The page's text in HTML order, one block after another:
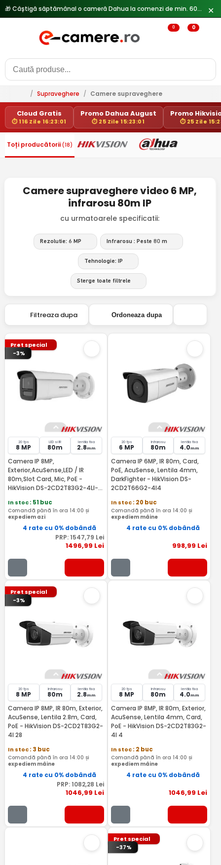
✕
0 0
/ Supraveghere / Camere supraveghere
Cloud Gratis
⏱ 116 Zile 16:23:01
Promo Dahua August
⏱ 25 Zile 15:23:01
Promo
⏱ 25 Zile
Toți producătorii (18)
Camere supraveghere video 6 MP,
infrarosu 80m IP
cu urmatoarele specificatii:
Rezolutie: 6 MP Infrarosu : Peste 80 m
Tehnologie: IP
Sterge toate filtrele
Filtreaza dupa Ordoneaza dupa
Pret special
-3%
20 fps
8 MP
LED si IR
80m
lentila fixa
2.8mm
Camera IP 8MP,
Exterior,AcuSense,LED / IR
80m,Slot Card, Mic, PoE -
HikVision DS-2CD2T83G2-4LI-
In stoc: 51 buc
Comandă până în ora 14:00 și
expediem azi
4 rate cu 0% dobândă
PRP: 1547,79 Lei
1496,99 Lei
20 fps
6 MP
Infrarosu
80m
lentila fixa
4.0mm
Camera IP 6MP, IR 80m, Card,
PoE, AcuSense, Lentila 4mm,
DarkFighter - HikVision DS-
2CD2T66G2-4I4
In stoc: 20 buc
Comandă până în ora 14:00 și
expediem mâine
4 rate cu 0% dobândă
998,99 Lei
Pret special
-3%
20 fps
8 MP
Infrarosu
80m
lentila fixa
2.8mm
Camera IP 8MP, IR 80m, Exterior,
AcuSense, Lentila 2.8m, Card,
PoE - HikVision DS-2CD2T83G2-
4I 28
In stoc: 3 buc
Comandă până în ora 14:00 și
expediem mâine
4 rate cu 0% dobândă
PRP: 1082,28 Lei
1046,99 Lei
20 fps
8 MP
Infrarosu
80m
lentila fixa
4.0mm
Camera IP 8MP, IR 80m, Exterior,
AcuSense, Lentila 4mm, Card,
PoE - HikVision DS-2CD2T83G2-
4I 4
In stoc: 2 buc
Comandă până în ora 14:00 și
expediem mâine
4 rate cu 0% dobândă
1046,99 Lei
Pret special
-37%